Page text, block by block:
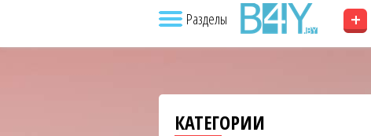
Разделы +
КАТЕГОРИИ